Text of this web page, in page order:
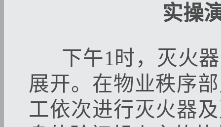
实操
下午1时，灭火
展开。在物业秩序
工依次进行灭火器